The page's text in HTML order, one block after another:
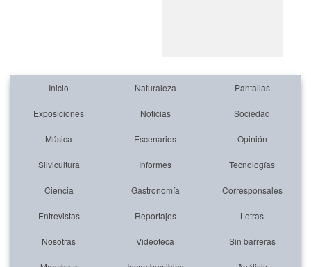
Inicio Naturaleza Pantallas
Exposiciones Noticias Sociedad
Música Escenarios Opinión
Silvicultura Informes Tecnologías
Ciencia Gastronomía Corresponsales
Entrevistas Reportajes Letras
Nosotras Videoteca Sin barreras